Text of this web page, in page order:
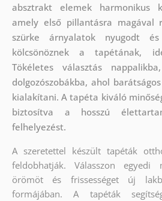
absztrakt elemek harmonikus
amely első pillantásra magával
szürke árnyalatok nyugodt
kölcsönöznek a tapétának,
Tökéletes választás
dolgozószobákba, ahol
kialakítani. A tapéta kiváló
biztosítva a hosszú
felhelyezést.
A szeretettel készült tapéták
feldobhatják. Válasszon
örömöt és frissességet új
formájában. A tapéták